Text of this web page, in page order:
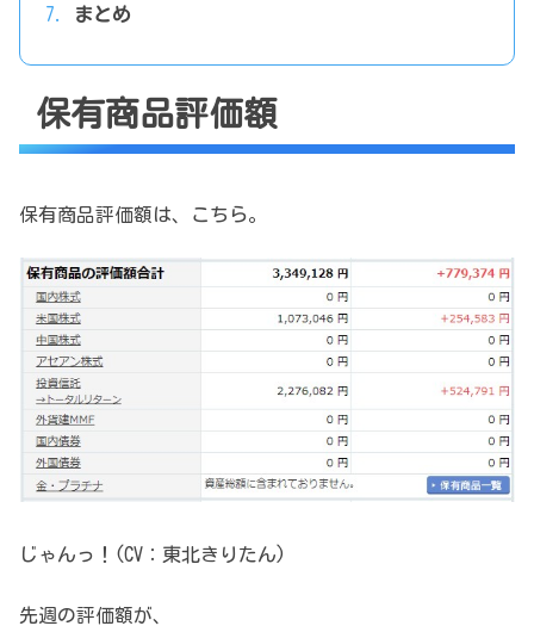
まとめ
保有商品評価額
保有商品評価額は、こちら。
じゃんっ！(CV：東北きりたん)
先週の評価額が、